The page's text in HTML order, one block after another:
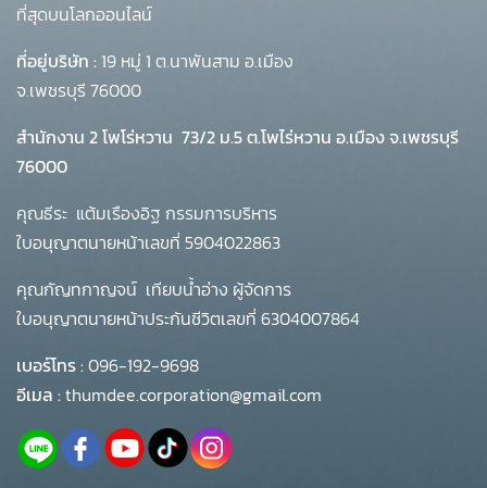
ที่สุดบนโลกออนไลน์
ที่อยู่บริษัท : 19 หมู่ 1 ต.นาพันสาม อ.เมือง
จ.เพชรบุรี 76000
สำนักงาน 2 โพโร่หวาน 73/2 ม.5 ต.โพไร่หวาน อ.เมือง จ.เพชรบุรี
76000
คุณธีระ แต้มเรืองอิฐ กรรมการบริหาร
ใบอนุญาตนายหน้าเลขที่ 5904022863
คุณกัญทกาญจน์ เทียบน้ำอ่าง ผู้จัดการ
ใบอนุญาตนายหน้าประกันชีวิตเลขที่ 6304007864
เบอร์โทร :096-192-9698
อีเมล :thumdee.corporation@gmail.com